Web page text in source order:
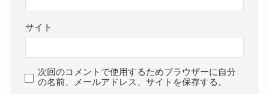
サイト
次回のコメントで使用するためブラウザーに自分
の名前、メールアドレス、サイトを保存する。